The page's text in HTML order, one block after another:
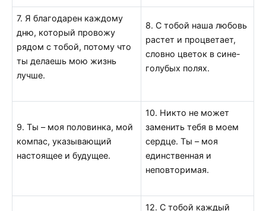
7. Я благодарен каждому
дню, который провожу
рядом с тобой, потому что
ты делаешь мою жизнь
лучше.
8. С тобой наша любовь
растет и процветает,
словно цветок в сине-
голубых полях.
9. Ты – моя половинка, мой
компас, указывающий
настоящее и будущее.
10. Никто не может
заменить тебя в моем
сердце. Ты – моя
единственная и
неповторимая.
12. С тобой каждый